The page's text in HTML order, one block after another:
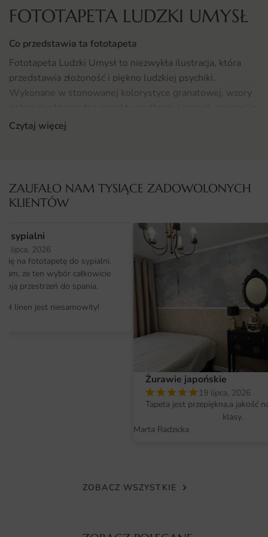
FOTOTAPETA LUDZKI UMYSŁ
Co przedstawia ta fototapeta
Fototapeta Ludzki Umysł to niezwykła ilustracja, która
przedstawia złożoność i piękno ludzkiej psychiki.
Wykonane w stonowanej kolorystyce granatowej, wzory
idealnym elementem dekoracyjnym do przestrzeni
refleksji na temat ludzkiej natury.
Gdzie sprawdzi się fototapeta Ludzki Umysł
Fototapeta Ludzki Umysł doskonale wpasuje się w różne
przestrzenie, zwłaszcza w gabinetach lekarskich,
psychologicznych oraz terapeutycznych. Jej unikalny temat
sprawia, że stanowi świetne tło dla rozmów oraz terapii,
wprowadzając pacjentów w atmosferę spokoju i
zrozumienia. Dodatkowo, dzięki swojej artystycznej
przestrzeniach coworkingowych oraz w domowych
gabinetach, jako inspirujący akcent sprzyjający
kreatywności. Jeśli szukasz czegoś wyjątkowego do
swojego wnętrza, warto rozważyćIlustracjew formie
technologii druku, kolory są intensywne i odporne na
czyszczenia, co jest istotne w kontekście użytkowania w
Czytaj więcej
ZAUFAŁO NAM TYSIĄCE ZADOWOLONYCH
KLIENTÓW
sypialni
lipca, 2026
się na fototapetę do sypialni.
że ten wybór całkowicie
przestrzeń do spania.
linen jest niesamowity!
Żurawie japońskie
19 lipca, 2026
Tapeta jest przepiękna,a jakość
klasy.
Marta Radzicka
ZOBACZ WSZYSTKIE